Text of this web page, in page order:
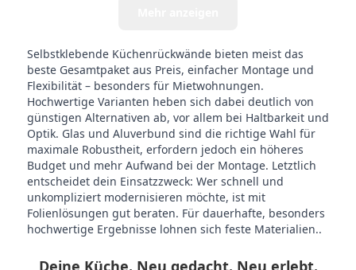
Selbstklebende Küchenrückwände bieten meist das
beste Gesamtpaket aus Preis, einfacher Montage und
Flexibilität – besonders für Mietwohnungen.
Hochwertige Varianten heben sich dabei deutlich von
günstigen Alternativen ab, vor allem bei Haltbarkeit und
Optik. Glas und Aluverbund sind die richtige Wahl für
maximale Robustheit, erfordern jedoch ein höheres
Budget und mehr Aufwand bei der Montage. Letztlich
entscheidet dein Einsatzzweck: Wer schnell und
unkompliziert modernisieren möchte, ist mit
Folienlösungen gut beraten. Für dauerhafte, besonders
hochwertige Ergebnisse lohnen sich feste Materialien..
Deine Küche. Neu gedacht. Neu erlebt.